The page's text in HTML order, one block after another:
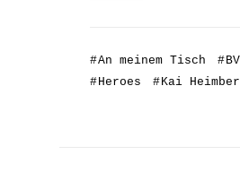
#An meinem Tisch #
#Heroes #Kai